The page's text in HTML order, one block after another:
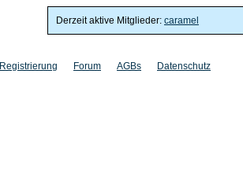
Derzeit aktive Mitglieder: caramel
Registrierung Forum AGBs Datenschutz